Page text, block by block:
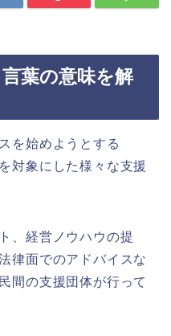
言葉の意味を解
を始めようとする
対象にした様々な支援
、経営ノウハウの提
律面でのアドバイスな
間の支援団体が行って